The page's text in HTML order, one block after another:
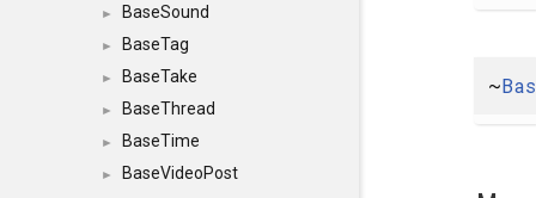
► BaseSound
► BaseTag
► BaseTake
► BaseThread
► BaseTime
►
BaseVideoPost
~